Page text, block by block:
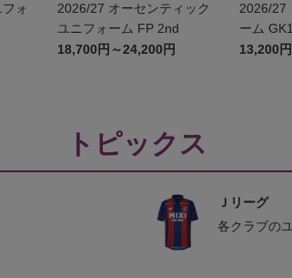
2026/27 オーセンティック
ユニフォーム FP 2nd
18,700円～24,200円
2026/27 レプリカユニフォ
ーム
13,200
トピックス
Ｊリーグ
各クラブの